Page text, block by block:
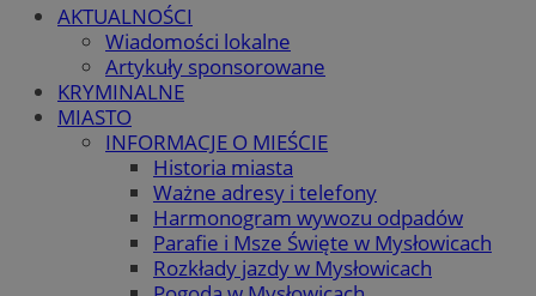
AKTUALNOŚCI
Wiadomości lokalne
Artykuły sponsorowane
KRYMINALNE
MIASTO
INFORMACJE O MIEŚCIE
Historia miasta
Ważne adresy i telefony
Harmonogram wywozu odpadów
Parafie i Msze Święte w Mysłowicach
Rozkłady jazdy w Mysłowicach